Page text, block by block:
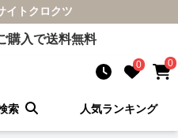
イト クロクツ
購入で送料無料
0 0
索 人気ランキング